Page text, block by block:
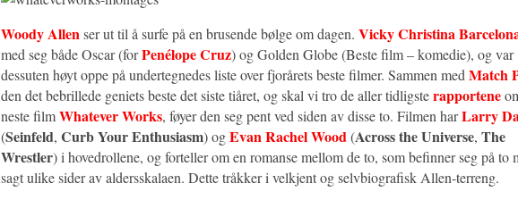
Woody Allenser ut til å surfe på en brusende bølge om dagen. Vicky Christina
med seg både Oscar (forPenélope Cruz) og Golden Globe (Beste film – komedie), og var
dessuten høyt oppe på undertegnedes liste over fjorårets beste filmer. Sammen med Match
den det bebrillede geniets beste det siste tiåret, og skal vi tro de aller tidligsterapportene
neste filmWhatever Works, føyer den seg pent ved siden av disse to. Filmen harLarry
(Seinfeld, Curb Your Enthusiasm) ogEvan Rachel Wood(Across the Universe, The
Wrestler) i hovedrollene, og forteller om en romanse mellom de to, som befinner seg på to
sagt ulike sider av aldersskalaen. Dette tråkker i velkjent og selvbiografisk Allen-terreng.